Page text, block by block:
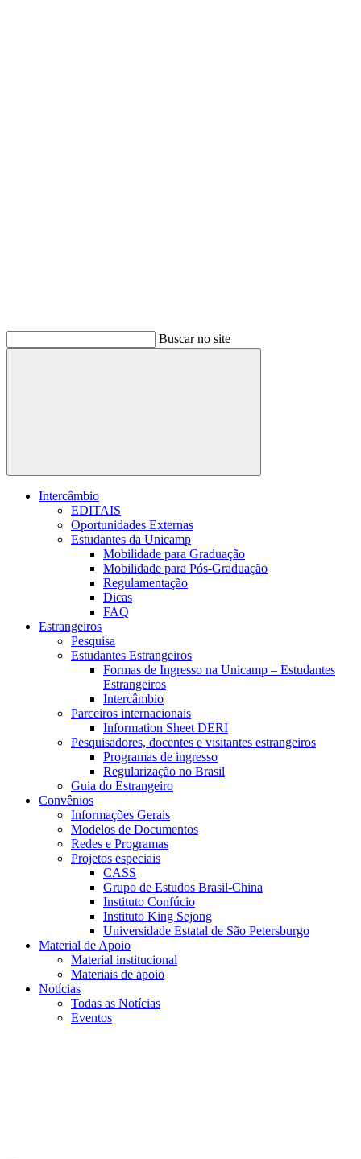
Buscar no site
Buscar
Intercâmbio
EDITAIS
Oportunidades Externas
Estudantes da Unicamp
Mobilidade para Graduação
Mobilidade para Pós-Graduação
Regulamentação
Dicas
FAQ
Estrangeiros
Pesquisa
Estudantes Estrangeiros
Formas de Ingresso na Unicamp – Estudantes
Estrangeiros
Intercâmbio
Parceiros internacionais
Information Sheet DERI
Pesquisadores, docentes e visitantes estrangeiros
Programas de ingresso
Regularização no Brasil
Guia do Estrangeiro
Convênios
Informações Gerais
Modelos de Documentos
Redes e Programas
Projetos especiais
CASS
Grupo de Estudos Brasil-China
Instituto Confúcio
Instituto King Sejong
Universidade Estatal de São Petersburgo
Material de Apoio
Material institucional
Materiais de apoio
Notícias
Todas as Notícias
Eventos